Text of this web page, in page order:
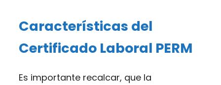
Características del
Certificado Laboral PERM
Es importante recalcar, que la